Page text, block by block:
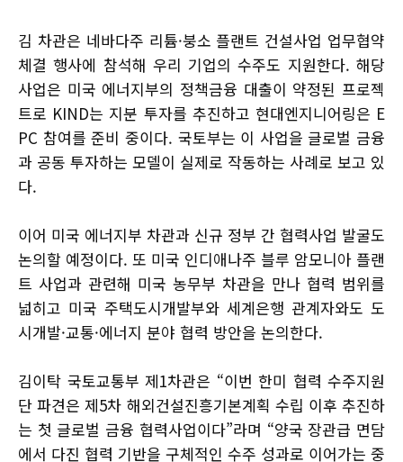
김 차관은 네바다주 리튬·붕소 플랜트 건설사업 업무협약
체결 행사에 참석해 우리 기업의 수주도 지원한다. 해당
사업은 미국 에너지부의 정책금융 대출이 약정된 프로젝
트로 KIND는 지분 투자를 추진하고 현대엔지니어링은 E
PC 참여를 준비 중이다. 국토부는 이 사업을 글로벌 금융
과 공동 투자하는 모델이 실제로 작동하는 사례로 보고 있
다.
이어 미국 에너지부 차관과 신규 정부 간 협력사업 발굴도
논의할 예정이다. 또 미국 인디애나주 블루 암모니아 플랜
트 사업과 관련해 미국 농무부 차관을 만나 협력 범위를
넓히고 미국 주택도시개발부와 세계은행 관계자와도 도
시개발·교통·에너지 분야 협력 방안을 논의한다.
김이탁 국토교통부 제1차관은 “이번 한미 협력 수주지원
단 파견은 제5차 해외건설진흥기본계획 수립 이후 추진하
는 첫 글로벌 금융 협력사업이다”라며 “양국 장관급 면담
에서 다진 협력 기반을 구체적인 수주 성과로 이어가는 중